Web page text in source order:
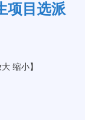
项目选派
大 缩小】